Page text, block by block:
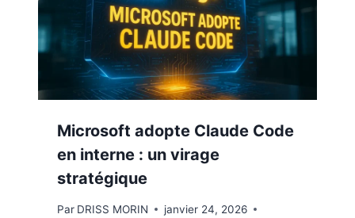
Microsoft adopte Claude Code
en interne : un virage
stratégique
Par DRISS MORIN
janvier 24, 2026